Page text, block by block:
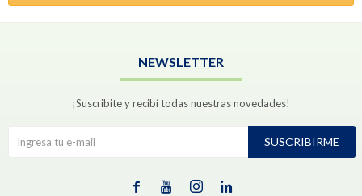
NEWSLETTER
¡Suscribite y recibí todas nuestras novedades!
SUSCRIBIRME
   